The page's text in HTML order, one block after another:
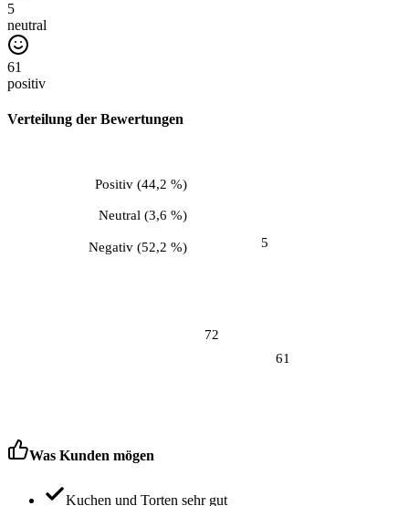
5
neutral
61
positiv
Verteilung der Bewertungen
72
Negativ(52,2 %) 5
Neutral (3,6 %)
61
Positiv(44,2 %)
Was Kunden mögen
Kuchen und Torten sehr gut